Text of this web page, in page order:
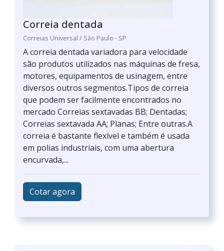
Correia dentada
Correias Universal / São Paulo - SP
A correia dentada variadora para velocidade
são produtos utilizados nas máquinas de fresa,
motores, equipamentos de usinagem, entre
diversos outros segmentos.Tipos de correia
que podem ser facilmente encontrados no
mercado Correias sextavadas BB; Dentadas;
Correias sextavada AA; Planas; Entre outras.A
correia é bastante flexível e também é usada
em polias industriais, com uma abertura
encurvada,...
Cotar agora